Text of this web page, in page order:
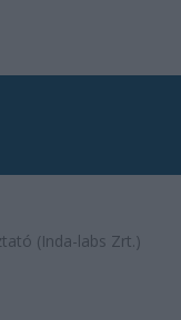
(Inda-labs Zrt.)